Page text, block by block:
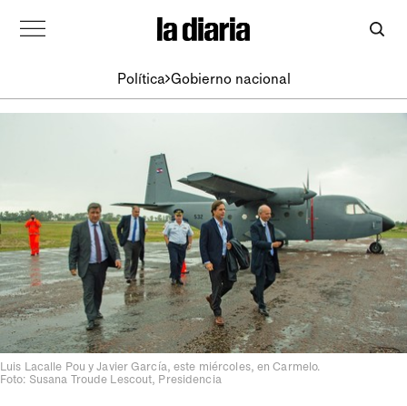
Política Gobierno nacional
Luis Lacalle Pou y Javier García, este miércoles, en Carmelo.
Foto: Susana Troude Lescout, Presidencia